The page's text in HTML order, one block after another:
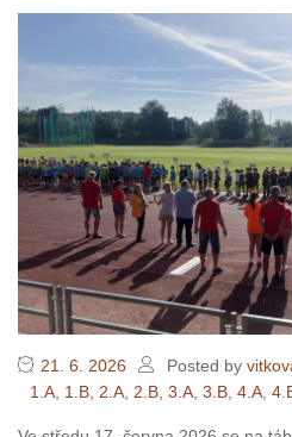
21. 6. 2026 Posted by
1.A 1.B 2.A 2.B 3.A 3.B 4.A